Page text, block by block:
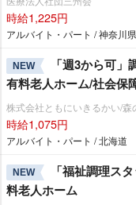
時給1,225円
アルバイト・パート / 神奈川県
NEW
「週3から可
有料老人ホーム/社会保
株式会社ともにいきるかい/森
時給1,075円
アルバイト・パート / 北海道
NEW
「福祉調理ス
料老人ホーム